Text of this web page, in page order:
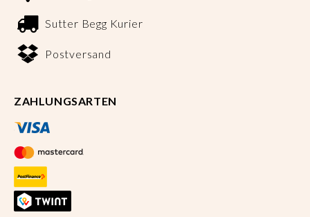
Sutter Begg Kurier
Postversand
ZAHLUNGSARTEN